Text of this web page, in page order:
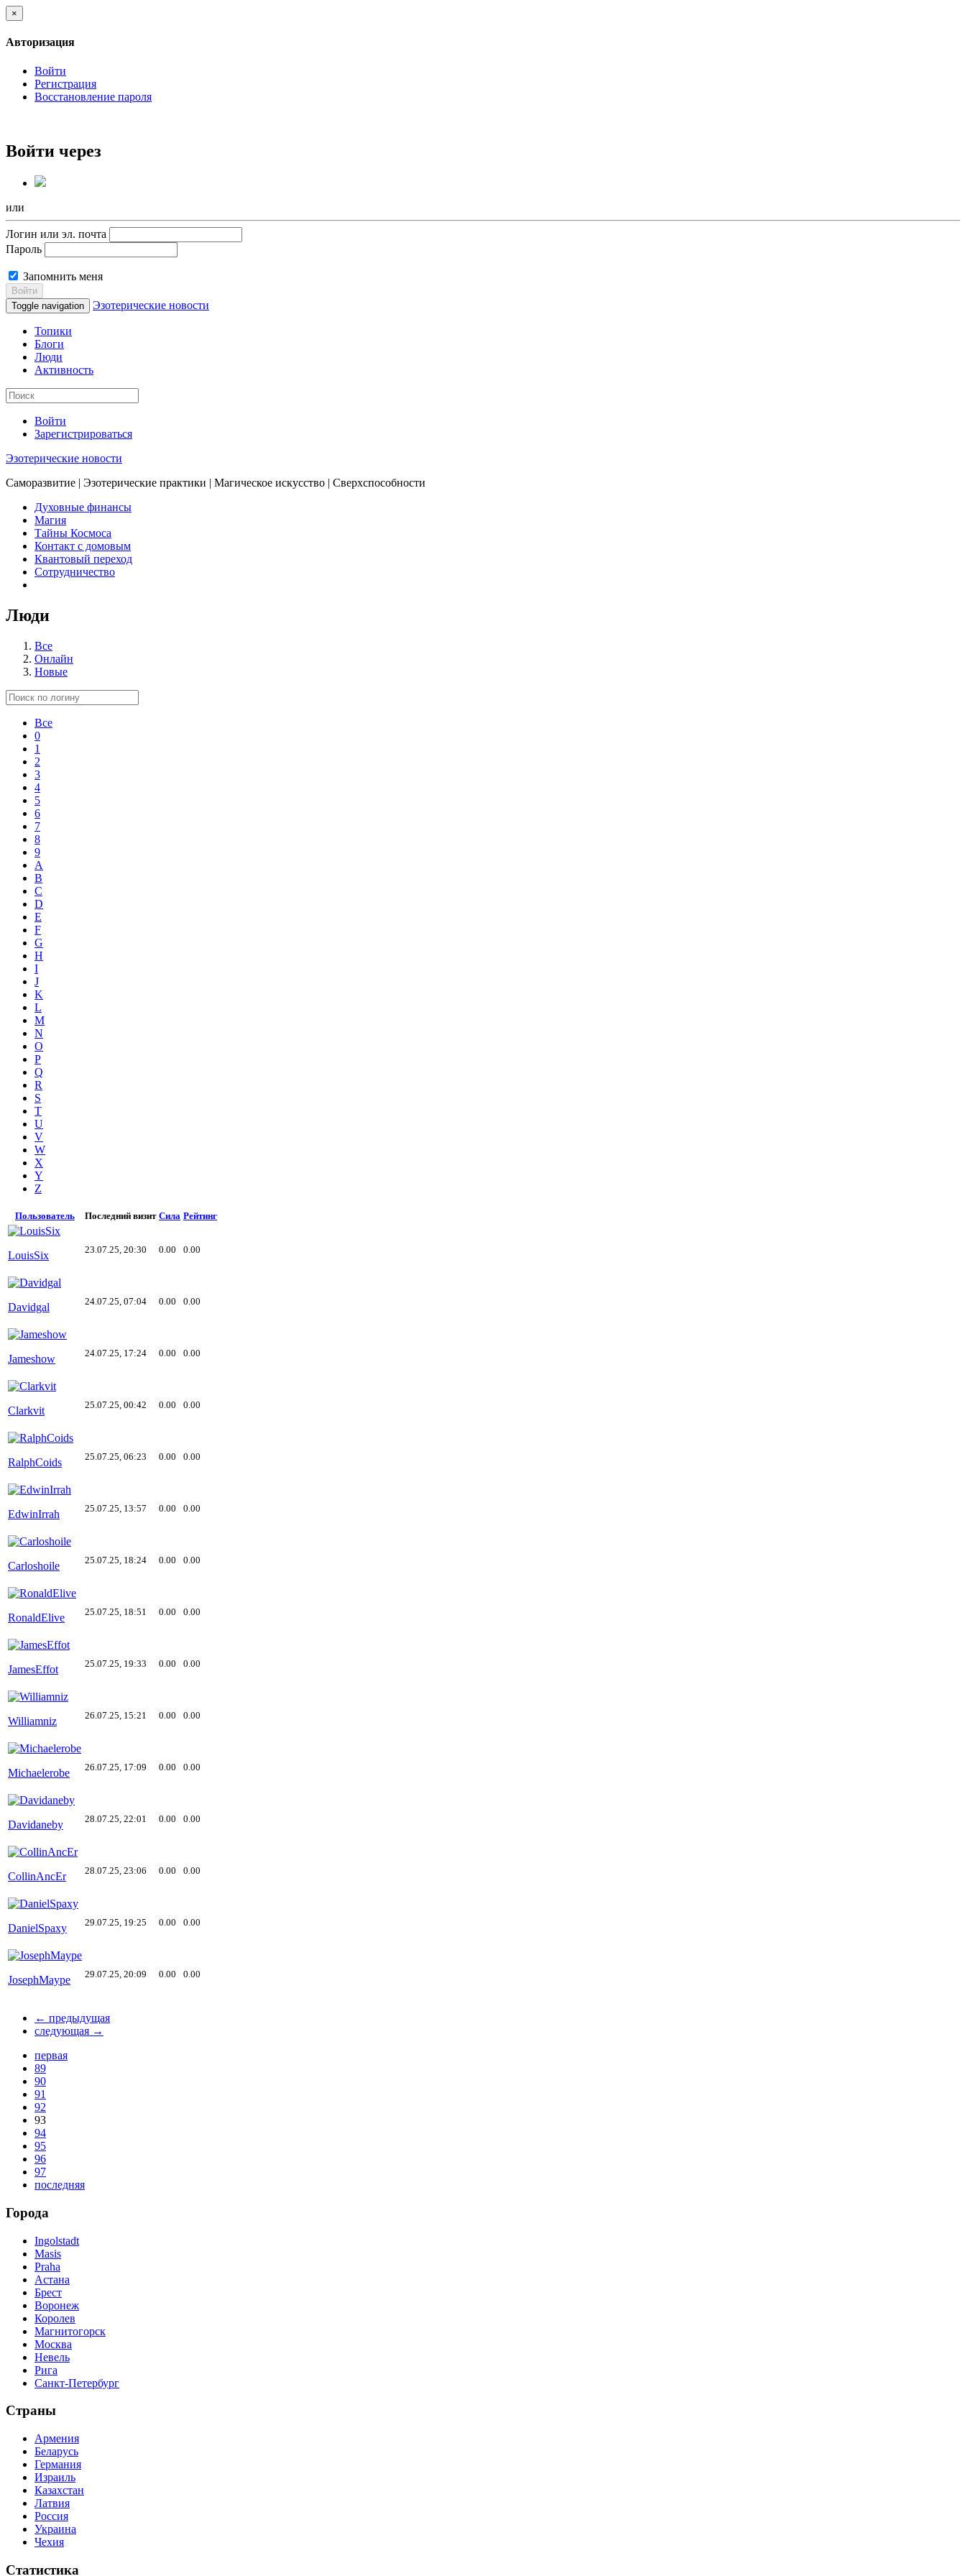
×
Авторизация
Войти
Регистрация
Восстановление пароля
Войти через
или
Логин или эл. почта
Пароль
Запомнить меня
Войти
Toggle navigation
Эзотерические новости
Топики
Блоги
Люди
Активность
Войти
Зарегистрироваться
Эзотерические новости
Саморазвитие | Эзотерические практики | Магическое искусство | Сверхспособности
Духовные финансы
Магия
Тайны Космоса
Контакт с домовым
Квантовый переход
Сотрудничество
Люди
Все
Онлайн
Новые
Все
0
1
2
3
4
5
6
7
8
9
A
B
C
D
E
F
G
H
I
J
K
L
M
N
O
P
Q
R
S
T
U
V
W
X
Y
Z
Пользователь Последний визит Сила Рейтинг
LouisSix 23.07.25, 20:30 0.00 0.00
Davidgal 24.07.25, 07:04 0.00 0.00
Jameshow 24.07.25, 17:24 0.00 0.00
Clarkvit 25.07.25, 00:42 0.00 0.00
RalphCoids 25.07.25, 06:23 0.00 0.00
EdwinIrrah 25.07.25, 13:57 0.00 0.00
Carloshoile 25.07.25, 18:24 0.00 0.00
RonaldElive 25.07.25, 18:51 0.00 0.00
JamesEffot 25.07.25, 19:33 0.00 0.00
Williamniz 26.07.25, 15:21 0.00 0.00
Michaelerobe 26.07.25, 17:09 0.00 0.00
Davidaneby 28.07.25, 22:01 0.00 0.00
CollinAncEr 28.07.25, 23:06 0.00 0.00
DanielSpaxy 29.07.25, 19:25 0.00 0.00
JosephMaype 29.07.25, 20:09 0.00 0.00
← предыдущая
следующая →
первая
89
90
91
92
93
94
95
96
97
последняя
Города
Ingolstadt
Masis
Praha
Астана
Брест
Воронеж
Королев
Магнитогорск
Москва
Невель
Рига
Санкт-Петербург
Страны
Армения
Беларусь
Германия
Израиль
Казахстан
Латвия
Россия
Украина
Чехия
Статистика